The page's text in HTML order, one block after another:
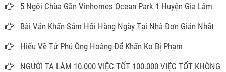
5 Ngôi Chùa Gần Vinhomes Ocean Park 1 Huyện Gia Lâm
Bài Văn Khấn Sám Hối Hàng Ngày Tại Nhà Đơn Giản Nhất
Hiểu Về Tứ Phủ Ông Hoàng Để Khấn Ko Bị Phạm
NGƯỜI TA LÀM 10.000 VIỆC TỐT 100.000 VIỆC TỐT KHÔNG